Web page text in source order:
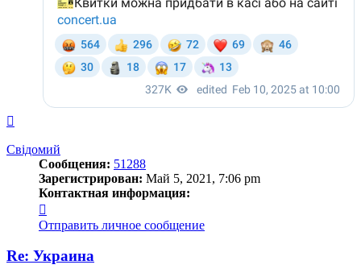
началу
Свідомий
Сообщения: 51288
Зарегистрирован: Май 5, 2021, 7:06 pm
Контактная информация:
информация
пользователя
Отправить личное сообщение
Re: Украина